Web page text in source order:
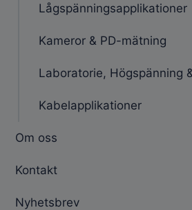
Lågspänningsapplikationer
Kameror & PD-mätning
Laboratorie, Högspänning
Kabelapplikationer
Om oss
Kontakt
Nyhetsbrev